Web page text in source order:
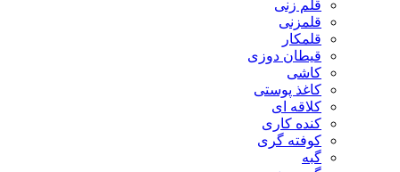
قلم زنی
قلمزنی
قلمکار
قیطان دوزی
کاشی
کاغذ پوستی
کلاقه ای
کنده کاری
کوفته گری
گبه